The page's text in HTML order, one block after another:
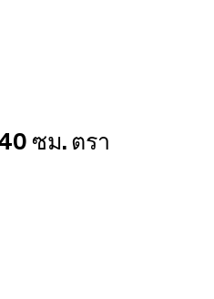
ซม. ตรา